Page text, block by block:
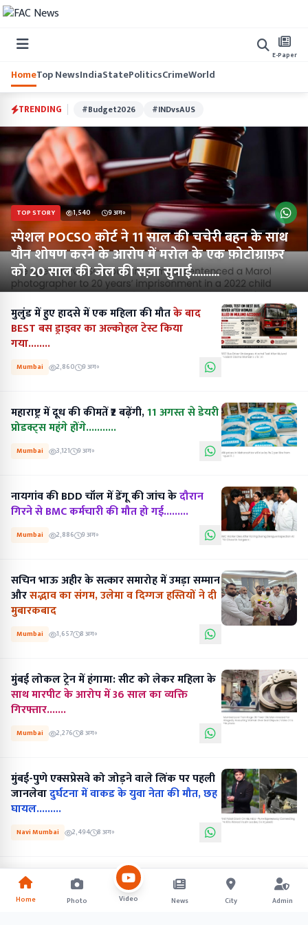
E-Paper
HomeTop NewsIndiaStatePoliticsCrimeWorld
TRENDING #Budget2026 #INDvsAUS
TOP STORY 1,540 9 अग॰
स्पेशल POCSO कोर्ट ने 11 साल की चचेरी बहन के साथ
यौन शोषण करने के आरोप में मरोल के एक फ़ोटोग्राफ़र
को 20 साल की जेल की सज़ा सुनाई..........
मुलुंड में हुए हादसे में एक महिला की मौतके बाद
BEST बस ड्राइवर का अल्कोहल टेस्ट किया
गया........
Mumbai 2,860 9 अग॰
महाराष्ट्र में दूध की कीमतें ₹2 बढ़ेंगी,11 अगस्त से डेयरी
प्रोडक्ट्स महंगे होंगे...........
Mumbai 3,121 9 अग॰
नायगांव की BDD चॉल में डेंगू की जांच केदौरान
गिरने से BMC कर्मचारी की मौत हो गई.........
Mumbai 2,886 9 अग॰
सचिन भाऊ अहीर के सत्कार समारोह में उमड़ा सम्मान
औरसद्भाव का संगम, उलेमा व दिग्गज हस्तियों ने दी
मुबारकबाद
Mumbai 1,657 8 अग॰
मुंबई लोकल ट्रेन में हंगामा: सीट को लेकर महिला के
साथ मारपीट के आरोप में 36 साल का व्यक्ति
गिरफ्तार.......
Mumbai 2,276 8 अग॰
मुंबई-पुणे एक्सप्रेसवे को जोड़ने वाले लिंक पर पहली
जानलेवादुर्घटना में वाकड के युवा नेता की मौत, छह
घायल.........
Navi Mumbai 2,494 8 अग॰
Home Photo Video News City Admin